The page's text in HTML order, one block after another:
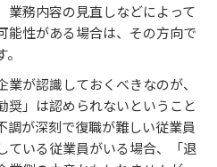
業務内容の見直しなどによって
能性がある場合は、その方向で
が認識しておくべきなのが、
奨」は認められないということ
調が深刻で復職が難しい従業員
ている従業員がいる場合、「退